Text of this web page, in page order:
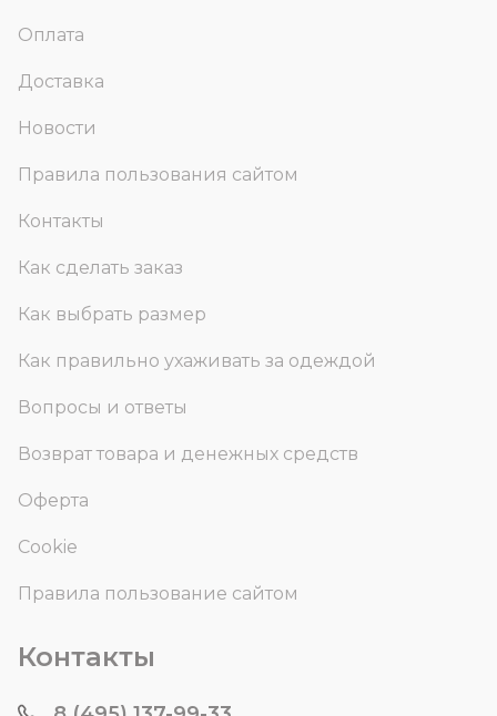
Оплата
Доставка
Новости
Правила пользования сайтом
Контакты
Как сделать заказ
Как выбрать размер
Как правильно ухаживать за одеждой
Вопросы и ответы
Возврат товара и денежных средств
Оферта
Cookie
Правила пользование сайтом
Контакты